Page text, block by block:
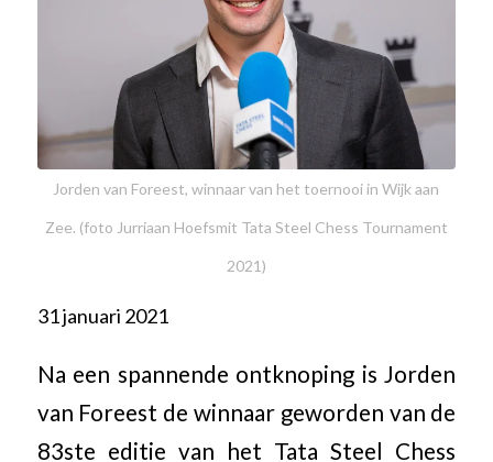
Jorden van Foreest, winnaar van het toernooi in Wijk aan
Zee. (foto Jurriaan Hoefsmit Tata Steel Chess Tournament
2021)
31 januari 2021
Na een spannende ontknoping is Jorden
van Foreest de winnaar geworden van de
83ste editie van het Tata Steel Chess